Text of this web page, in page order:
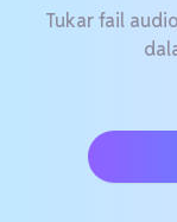
Tukar fail